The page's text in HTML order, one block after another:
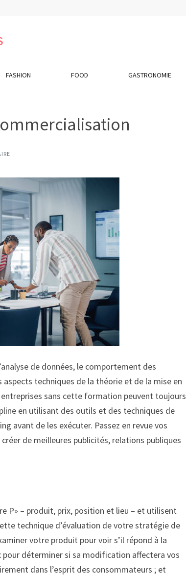
FASHION FOOD GASTRONOMIE
de données, le comportement des
techniques de la théorie et de la mise en
sans cette formation peuvent toujours
en utilisant des outils et des techniques de
avant de les exécuter. Passez en revue vos
de meilleures publicités, relations publiques
P» – produit, prix, position et lieu – et utilisent
technique d’évaluation de votre stratégie de
votre produit pour voir s’il répond à la
déterminer si sa modification affectera vos
dans l’esprit des consommateurs ; et